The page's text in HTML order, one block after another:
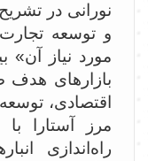
نورانی در
و توسعه
مورد نیاز آن»
بازارهای هدف
اقتصادی،
مرز آستارا
راه‌اندازی